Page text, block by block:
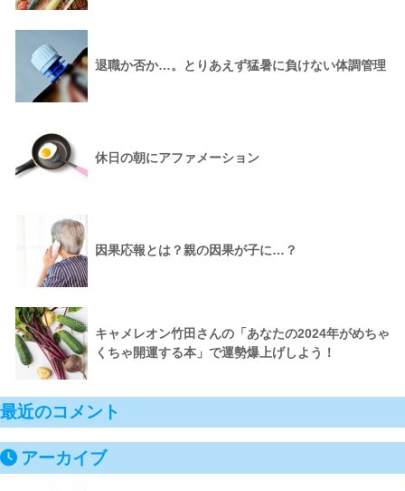
退職か否か…。とりあえず猛暑に負けない体調管理
休日の朝にアファメーション
因果応報とは？親の因果が子に…？
キャメレオン竹田さんの「あなたの2024年がめちゃ
くちゃ開運する本」で運勢爆上げしよう！
最近のコメント
アーカイブ